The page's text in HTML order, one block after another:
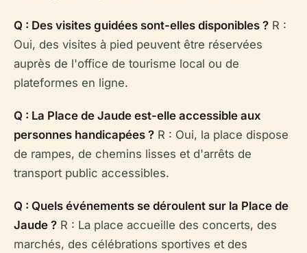
Q : Des visites guidées sont-elles disponibles ? R :
Oui, des visites à pied peuvent être réservées
auprès de l'office de tourisme local ou de
plateformes en ligne.
Q : La Place de Jaude est-elle accessible aux
personnes handicapées ? R : Oui, la place dispose
de rampes, de chemins lisses et d'arrêts de
transport public accessibles.
Q : Quels événements se déroulent sur la Place de
Jaude ? R : La place accueille des concerts, des
marchés, des célébrations sportives et des